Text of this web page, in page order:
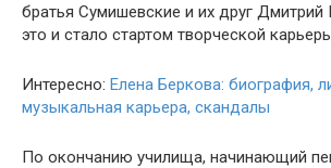
братья Сумишевские и их друг Дмитрий
это и стало стартом творческой
Интересно: Елена Беркова: биография,
музыкальная карьера, скандалы
По окончанию училища, начинающий